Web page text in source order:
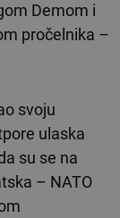
Demom i
pročelnika –
svoju
ulaska
su se na
– NATO